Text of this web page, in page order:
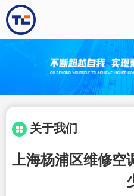
关于我们
上海杨浦区维修空